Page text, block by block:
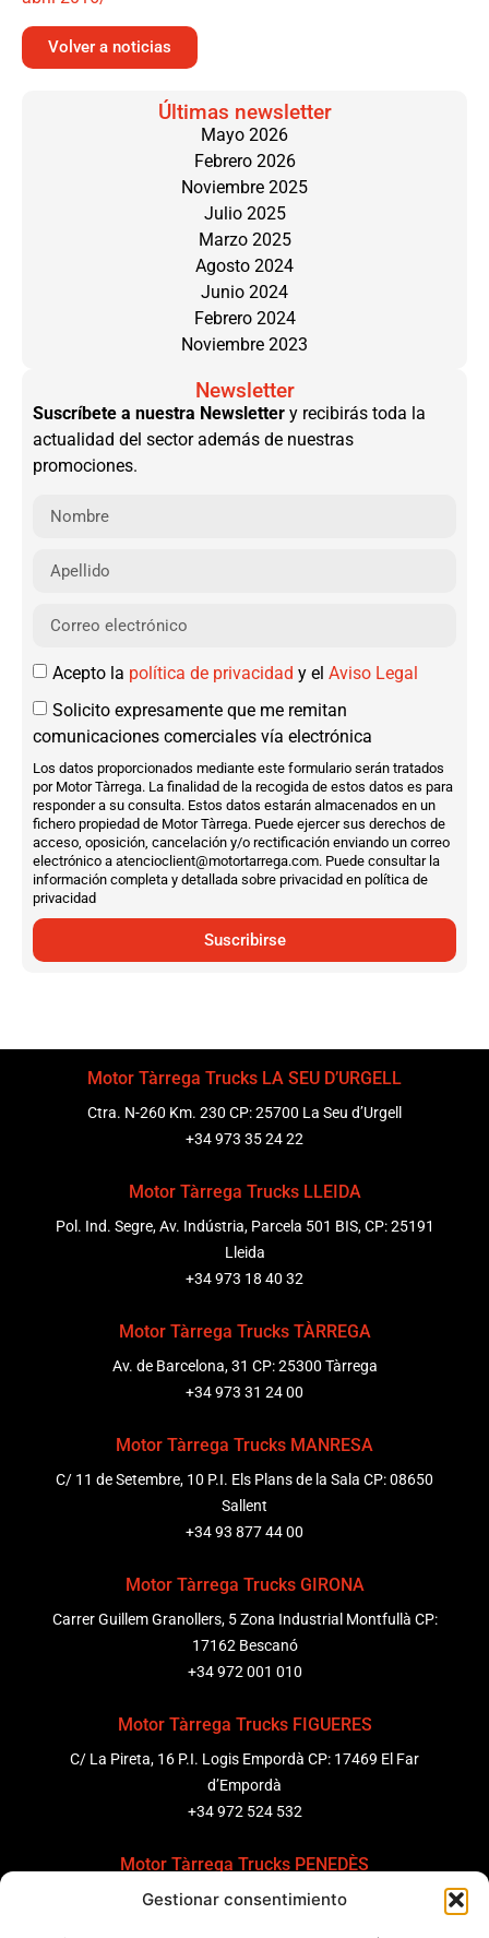
Gestionar consentimiento
Volver a noticias
Últimas newsletter
Mayo 2026
Febrero 2026
Noviembre 2025
Julio 2025
Marzo 2025
Agosto 2024
Junio 2024
Febrero 2024
Noviembre 2023
Newsletter
Suscríbete a nuestra Newsletter y recibirás toda la
actualidad del sector además de nuestras
promociones.
Acepto la política de privacidad y el Aviso Legal
Solicito expresamente que me remitan
comunicaciones comerciales vía electrónica
Los datos proporcionados mediante este formulario serán tratados
por Motor Tàrrega. La finalidad de la recogida de estos datos es para
responder a su consulta. Estos datos estarán almacenados en un
fichero propiedad de Motor Tàrrega. Puede ejercer sus derechos de
acceso, oposición, cancelación y/o rectificación enviando un correo
electrónico a atencioclient@motortarrega.com. Puede consultar la
información completa y detallada sobre privacidad en política de
privacidad
Suscribirse
Motor Tàrrega Trucks LA SEU D’URGELL
Ctra. N-260 Km. 230 CP: 25700 La Seu d’Urgell
+34 973 35 24 22
Motor Tàrrega Trucks LLEIDA
Pol. Ind. Segre, Av. Indústria, Parcela 501 BIS, CP: 25191
Lleida
+34 973 18 40 32
Motor Tàrrega Trucks TÀRREGA
Av. de Barcelona, 31 CP: 25300 Tàrrega
+34 973 31 24 00
Motor Tàrrega Trucks MANRESA
C/ 11 de Setembre, 10 P.I. Els Plans de la Sala CP: 08650
Sallent
+34 93 877 44 00
Motor Tàrrega Trucks GIRONA
Carrer Guillem Granollers, 5 Zona Industrial Montfullà CP:
17162 Bescanó
+34 972 001 010
Motor Tàrrega Trucks FIGUERES
C/ La Pireta, 16 P.I. Logis Empordà CP: 17469 El Far
d’Empordà
+34 972 524 532
Motor Tàrrega Trucks PENEDÈS
C/ Ponent 8, Pol. Ind. Sant Pere Molanta, CP: 08799